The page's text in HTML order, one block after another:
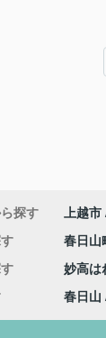
探す 上越市
春日山
妙高は
春日山